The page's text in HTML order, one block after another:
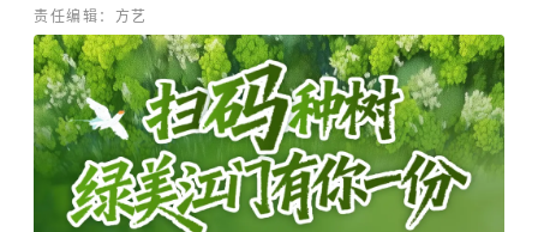
责任编辑：方艺